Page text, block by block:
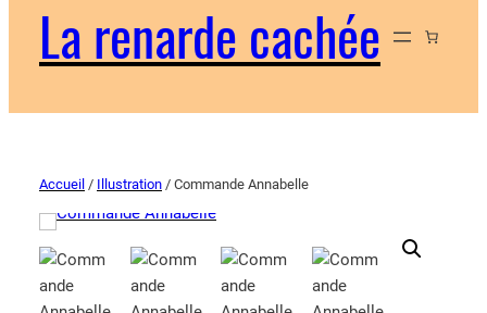
La renarde cachée
Accueil / Illustration / Commande Annabelle